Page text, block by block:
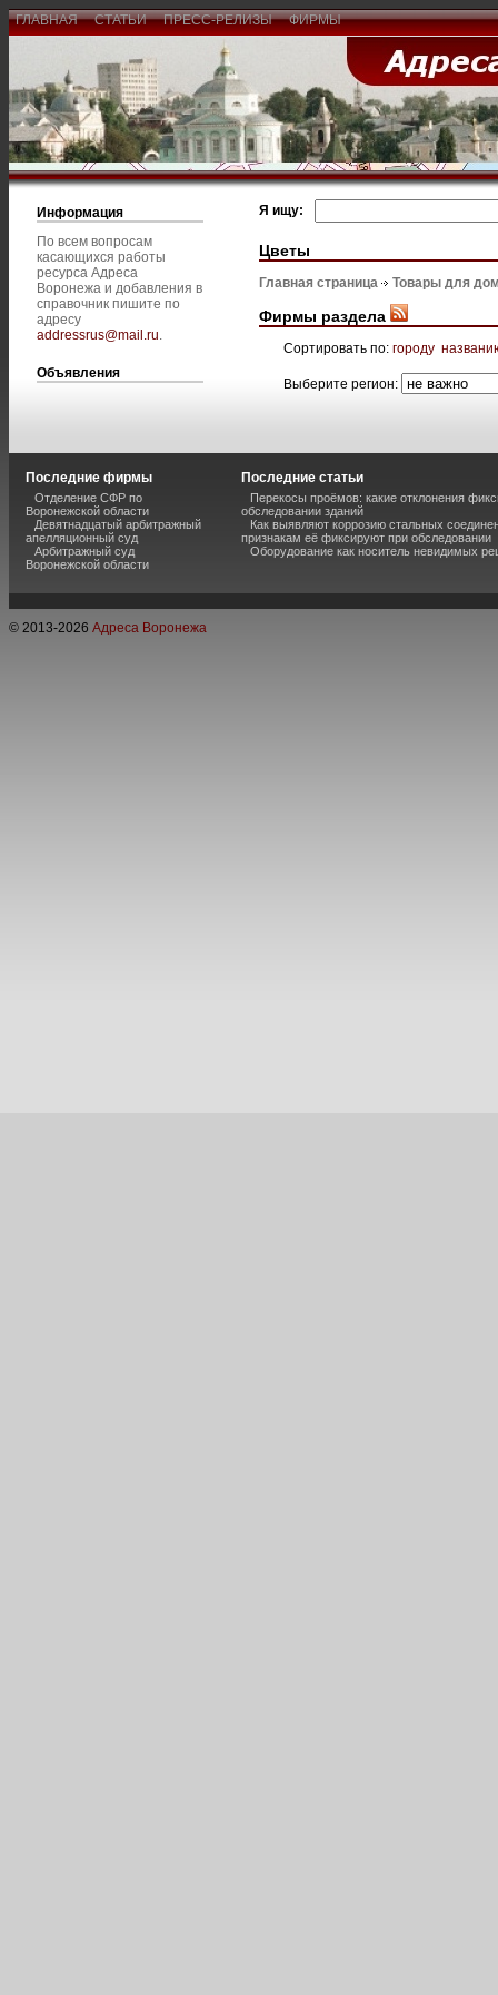
ГЛАВНАЯ СТАТЬИ ПРЕСС-РЕЛИЗЫ ФИРМЫ
Информация
По всем вопросам
касающихся работы
ресурса Адреса
Воронежа и добавления в
справочник пишите по
адресу
addressrus@mail.ru.
Объявления
Я ищу:
Цветы
Главная страница Товары для
Фирмы раздела
Сортировать по: городу
Выберите регион:
Последние фирмы
Отделение СФР по
Воронежской области
Девятнадцатый арбитражный
апелляционный суд
Арбитражный суд
Воронежской области
Последние статьи
Перекосы проёмов: какие отклонения
обследовании зданий
Как выявляют коррозию стальных
признакам её фиксируют при обследовании
Оборудование как носитель невидимых
© 2013-2026 Адреса Воронежа